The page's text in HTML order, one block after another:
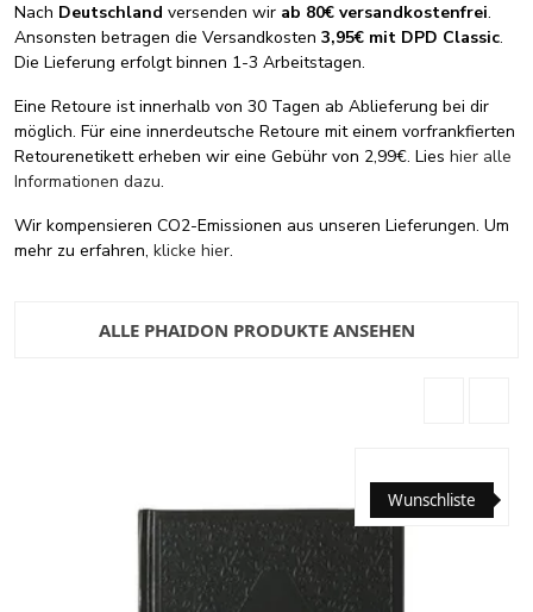
Nach Deutschland versenden wir ab 80€ versandkostenfrei.
Ansonsten betragen die Versandkosten 3,95€ mit DPD Classic.
Die Lieferung erfolgt binnen 1-3 Arbeitstagen.
Eine Retoure ist innerhalb von 30 Tagen ab Ablieferung bei dir
möglich. Für eine innerdeutsche Retoure mit einem vorfrankfierten
Retourenetikett erheben wir eine Gebühr von 2,99€. Lies hier alle
Informationen dazu.
Wir kompensieren CO2-Emissionen aus unseren Lieferungen. Um
mehr zu erfahren, klicke hier.
ALLE PHAIDON PRODUKTE ANSEHEN
Wunschliste